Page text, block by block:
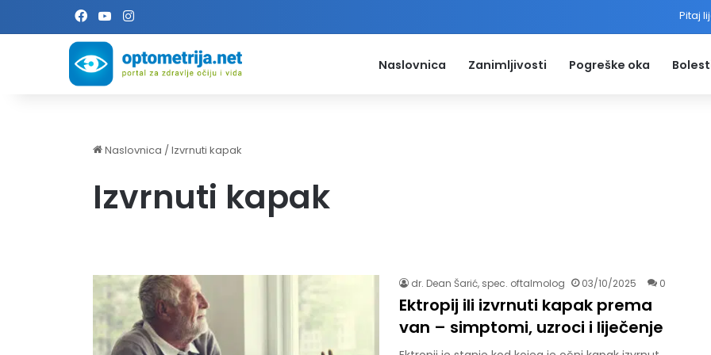
Facebook
YouTube Pitaj
Naslovnica Zanimljivosti Pogreške oka
Naslovnica /Izvrnuti kapak
Izvrnuti kapak
dr. Dean Šarić, spec. oftalmolog 03/10/2025 0
Ektropij ili izvrnuti kapak prema
van – simptomi, uzroci i liječenje